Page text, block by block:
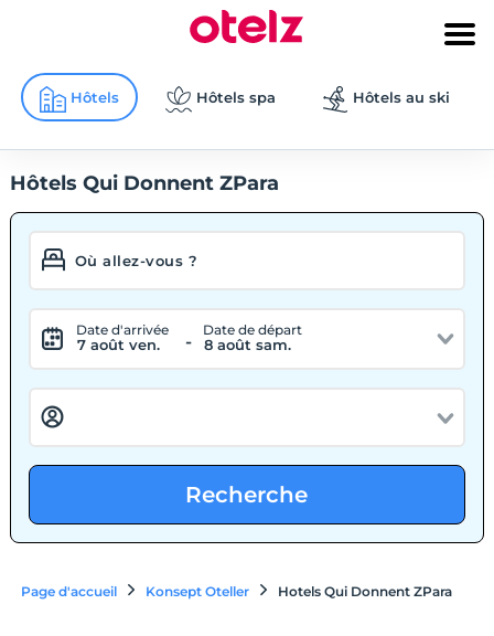
Hôtels Hôtels spa Hôtels au ski
Hôtels Qui Donnent ZPara
Date d'arrivée
7 août ven. -
Date de départ
8 août sam.
Recherche
Page d'accueil Konsept Oteller Hotels Qui Donnent ZPara